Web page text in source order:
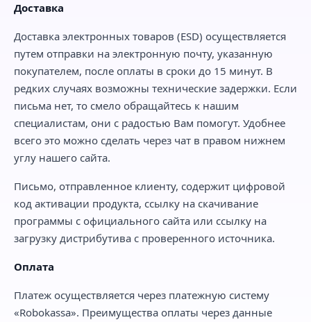
Доставка
Доставка электронных товаров (ESD) осуществляется
путем отправки на электронную почту, указанную
покупателем, после оплаты в сроки до 15 минут. В
редких случаях возможны технические задержки. Если
письма нет, то смело обращайтесь к нашим
специалистам, они с радостью Вам помогут. Удобнее
всего это можно сделать через чат в правом нижнем
углу нашего сайта.
Письмо, отправленное клиенту, содержит цифровой
код активации продукта, ссылку на скачивание
программы с официального сайта или ссылку на
загрузку дистрибутива с проверенного источника.
Оплата
Платеж осуществляется через платежную систему
«Robokassa». Преимущества оплаты через данные